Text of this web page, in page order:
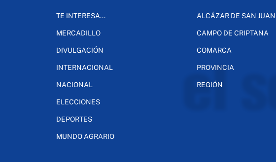
TE INTERESA...
MERCADILLO
DIVULGACIÓN
INTERNACIONAL
NACIONAL
ELECCIONES
DEPORTES
MUNDO AGRARIO
ALCÁZAR DE SAN JUAN
CAMPO DE CRIPTANA
COMARCA
PROVINCIA
REGIÓN